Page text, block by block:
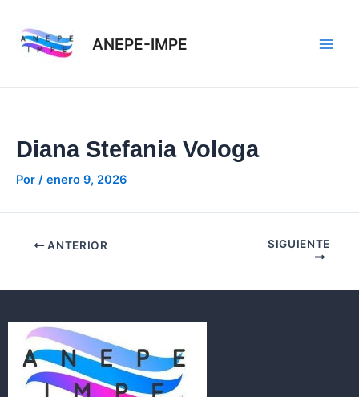
contenido
ANEPE-IMPE
Diana Stefania Vologa
Por / enero 9, 2026
de
entradas
ANTERIOR SIGUIENTE